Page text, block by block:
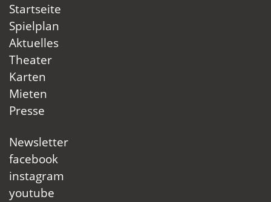
Startseite
Spielplan
Aktuelles
Theater
Karten
Mieten
Presse
Newsletter
facebook
instagram
youtube